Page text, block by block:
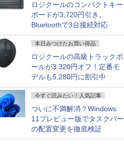
ロジクールのコンパクトキー
ボードが3,720円引き。
Bluetoothで3台接続対応
本日みつけたお買い得品
ロジクールの高級トラックボ
ールが3,320円オフ！定番モ
デルも5,280円に割引中
今すぐ読みたい！人気記事
ついに不満解消？Windows
11プレビュー版でタスクバー
の配置変更を徹底検証